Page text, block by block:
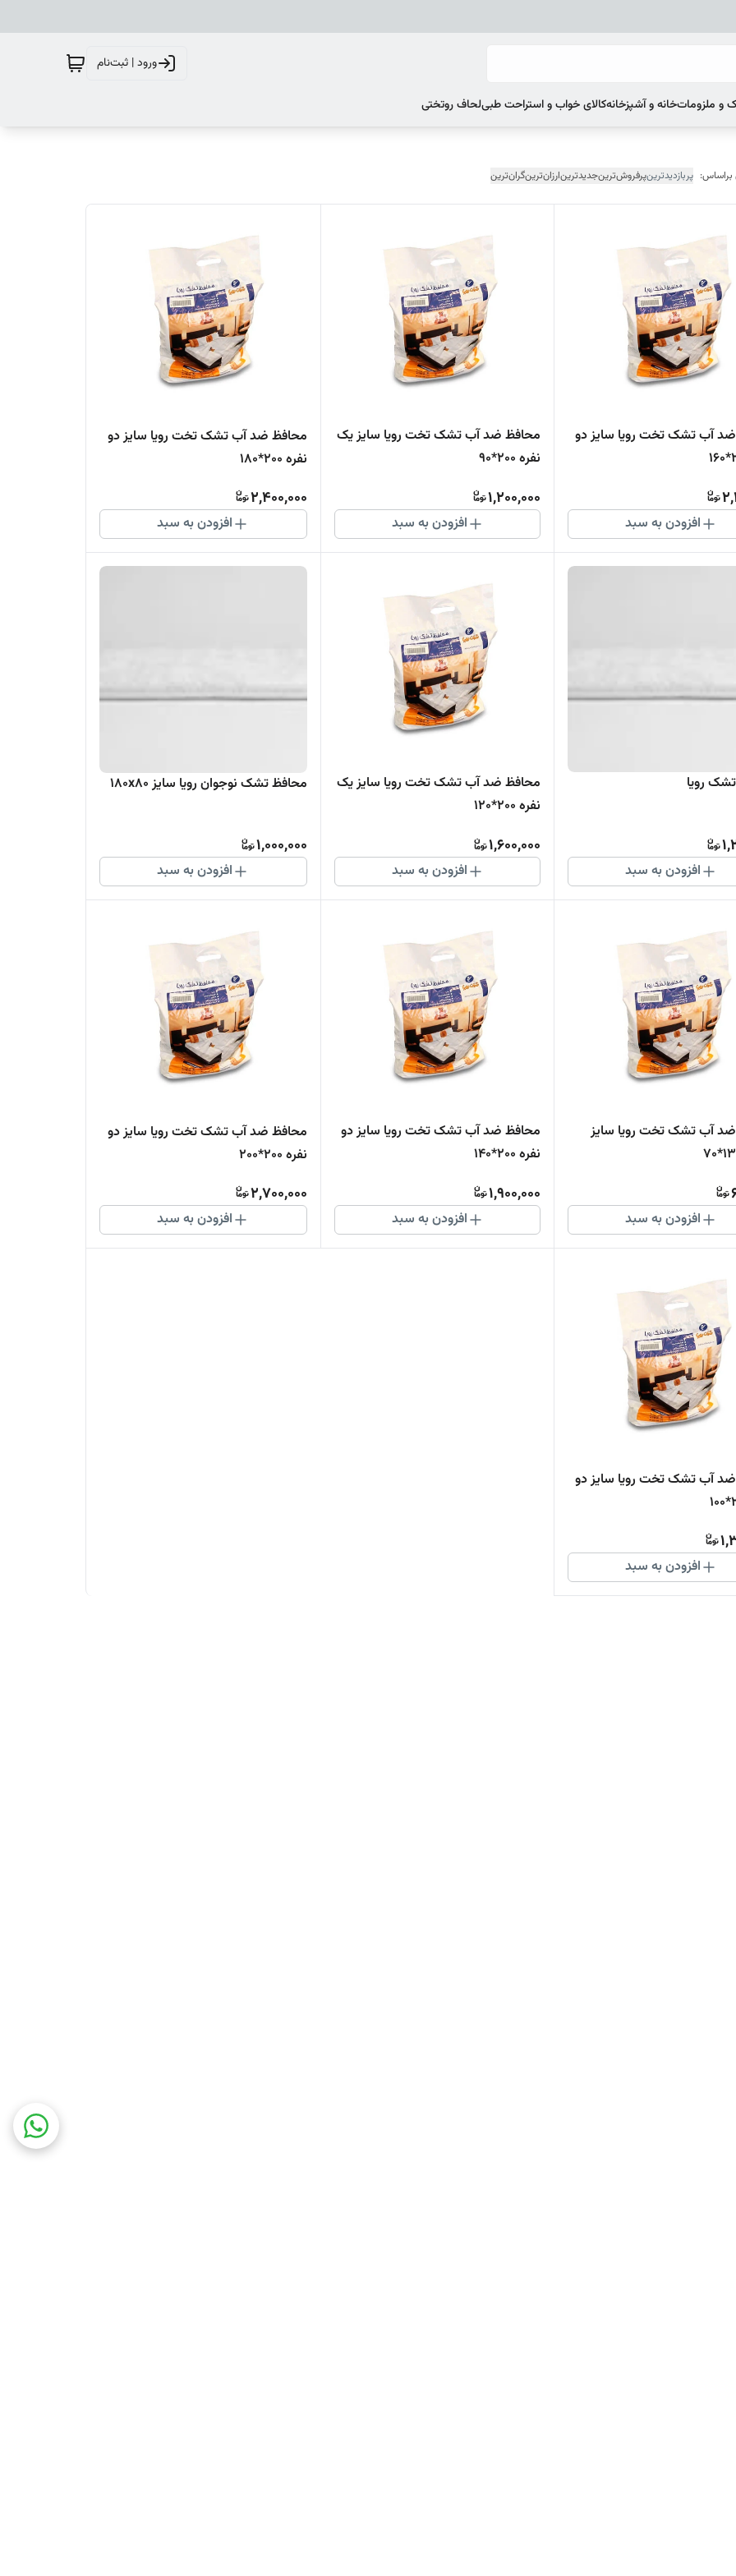
ورود | ثبت‌نام
و ملزوماتخانه و آشپزخانهکالای خواب و استراحت طبیلحاف روتختی
پربازدیدترینپرفروش‌ترینجدیدترینارزان‌ترینگران‌ترین
محافظ ضد آب تشک تخت رویا سایز دو
افزودن به سبد
محافظ ضد آب تشک تخت رویا سایز یک
نفره 200*90
1,200,000
افزودن به سبد
محافظ ضد آب تشک تخت رویا سایز دو
نفره 200*180
2,400,000
افزودن به سبد
رویا
افزودن به سبد
محافظ ضد آب تشک تخت رویا سایز یک
نفره 200*120
1,600,000
افزودن به سبد
محافظ تشک نوجوان رویا سایز ۱۸۰x۸۰
1,000,000
افزودن به سبد
محافظ ضد آب تشک تخت رویا سایز
افزودن به سبد
محافظ ضد آب تشک تخت رویا سایز دو
نفره 200*140
1,900,000
افزودن به سبد
محافظ ضد آب تشک تخت رویا سایز دو
نفره 200*200
2,700,000
افزودن به سبد
محافظ ضد آب تشک تخت رویا سایز دو
افزودن به سبد